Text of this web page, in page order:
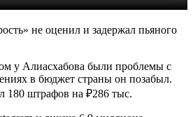
не оценил и задержал пьяного
у Алиасхабова были проблемы с
в бюджет страны он позабыл.
180 штрафов на ₽286 тыс.